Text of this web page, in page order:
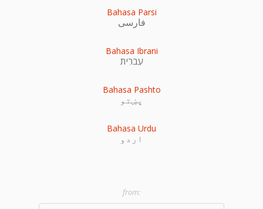
Bahasa Parsi
فارسی
Bahasa Ibrani
עִברִית
Bahasa Pashto
پښتو
Bahasa Urdu
اردو